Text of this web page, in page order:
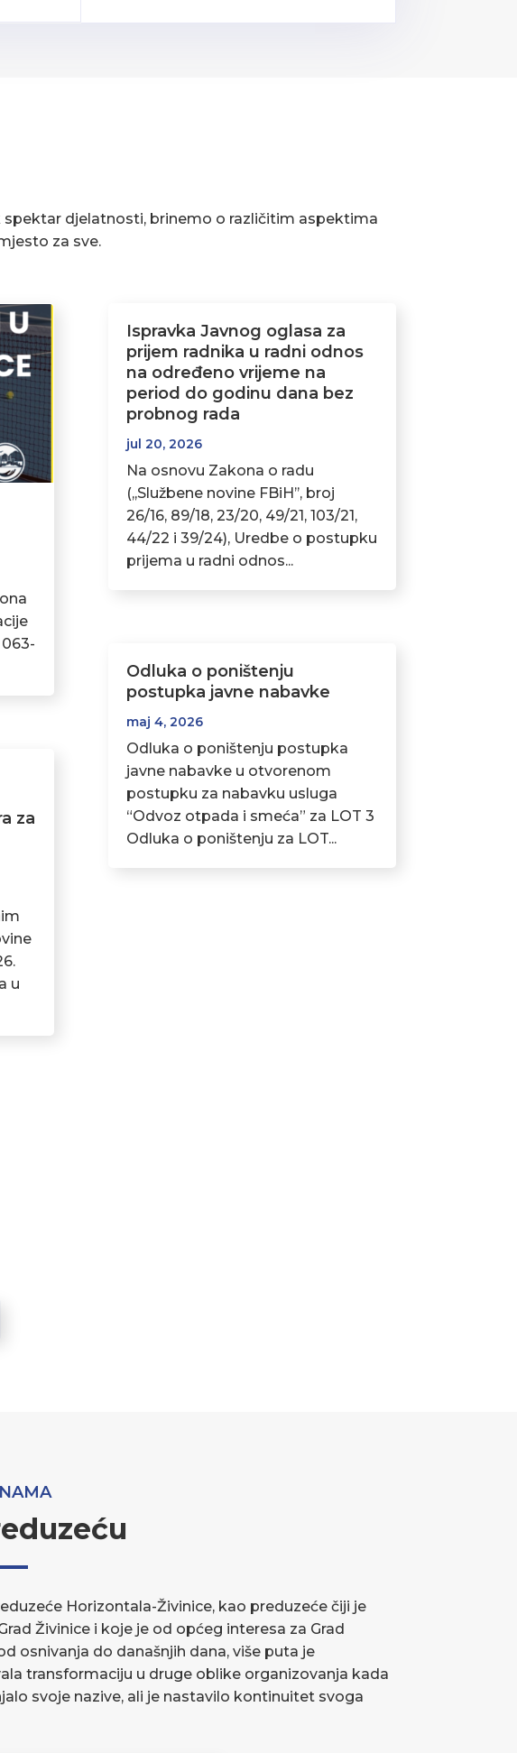
djelatnosti, brinemo o različitim aspektima
za sve.
za
u
Ispravka Javnog oglasa za
prijem radnika u radni odnos
na određeno vrijeme na
period do godinu dana bez
probnog rada
jul 20, 2026
Na osnovu Zakona o radu
(,,Službene novine FBiH’’, broj
26/16, 89/18, 23/20, 49/21, 103/21,
44/22 i 39/24), Uredbe o postupku
prijema u radni odnos...
Odluka o poništenju
postupka javne nabavke
maj 4, 2026
Odluka o poništenju postupka
javne nabavke u otvorenom
postupku za nabavku usluga
“Odvoz otpada i smeća” za LOT 3
Odluka o poništenju za LOT...
Horizontala-Živinice, kao preduzeće čiji je
Živinice i koje je od općeg interesa za Grad
osnivanja do današnjih dana, više puta je
transformaciju u druge oblike organizovanja kada
svoje nazive, ali je nastavilo kontinuitet svoga